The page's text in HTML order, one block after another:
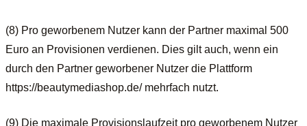
(8) Pro geworbenem Nutzer kann der Partner maximal 500
Euro an Provisionen verdienen. Dies gilt auch, wenn ein
durch den Partner geworbener Nutzer die Plattform
https://beautymediashop.de/ mehrfach nutzt.
(9) Die maximale Provisionslaufzeit pro geworbenem Nutzer